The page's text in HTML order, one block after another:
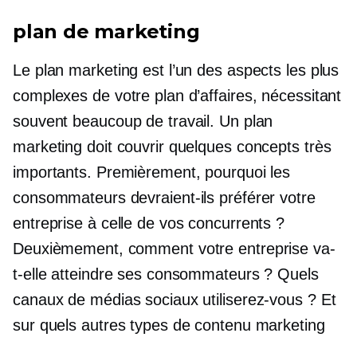
plan de marketing
Le plan marketing est l’un des aspects les plus
complexes de votre plan d’affaires, nécessitant
souvent beaucoup de travail. Un plan
marketing doit couvrir quelques concepts très
importants. Premièrement, pourquoi les
consommateurs devraient-ils préférer votre
entreprise à celle de vos concurrents ?
Deuxièmement, comment votre entreprise va-
t-elle atteindre ses consommateurs ? Quels
canaux de médias sociaux utiliserez-vous ? Et
sur quels autres types de contenu marketing